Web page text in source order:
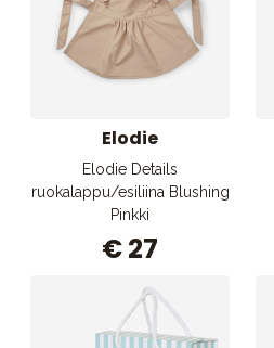
Elodie
Elodie Details
ruokalappu/esiliina Blushing
Pinkki
€ 27